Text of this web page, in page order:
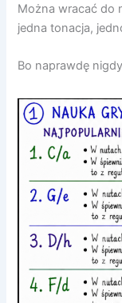
Można wracać do
jedna tonacja,
Bo naprawdę